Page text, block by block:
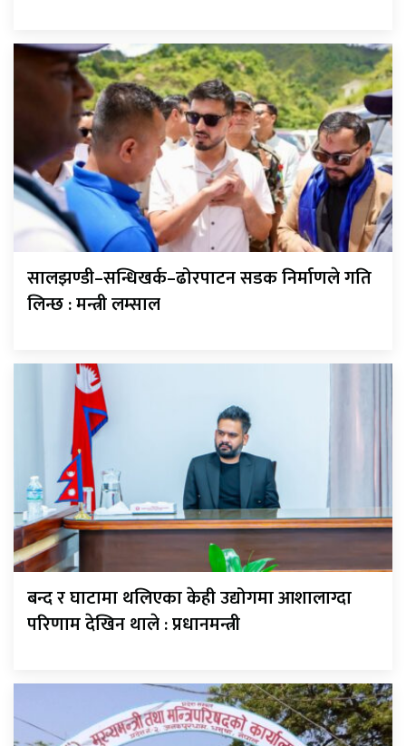
सालझण्डी–सन्धिखर्क–ढोरपाटन सडक निर्माणले गति
लिन्छ : मन्त्री लम्साल
बन्द र घाटामा थलिएका केही उद्योगमा आशालाग्दा
परिणाम देखिन थाले : प्रधानमन्त्री